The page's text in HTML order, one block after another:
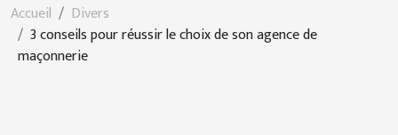
Accueil
Divers
3 conseils pour réussir le choix de son agence de
maçonnerie